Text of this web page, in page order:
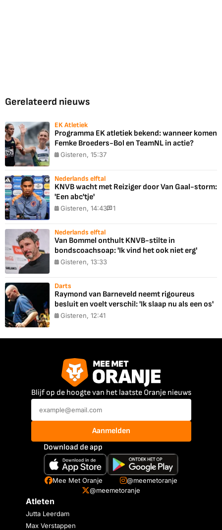
Gerelateerd nieuws
EK Atletiek
Programma EK atletiek bekend: wanneer komen
Femke Broeders-Bol en TeamNL in actie?
Gisteren, 15:37
Nederlands elftal
KNVB wacht met Reiziger door Van Gaal-storm:
'Een abc'tje'
Gisteren, 14:43 1
Nederlands elftal
Van Bommel onthult KNVB-stilte in
bondscoachsoap: 'Ik vind het ook niet erg'
Gisteren, 13:33
Darts
Raymond van Barneveld neemt rigoureus
besluit en voelt verschil: 'Ik slaap nu als een os'
Gisteren, 12:41
Blijf op de hoogte van het laatste Oranje nieuws
Aanmelden
Download de app
Mee Met Oranje
@meemetoranje
@meemetoranje
Atleten
Jutta Leerdam
Max Verstappen